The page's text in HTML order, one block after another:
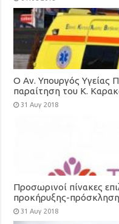
Ο Αν. Υπουργός Υγείας
παραίτηση του Κ.
31 Αυγ 2018
Προσωρινοί πίνακες
προκήρυξης-
για τη στελέχωση των
(ΤΟΜΥ)
31 Αυγ 2018